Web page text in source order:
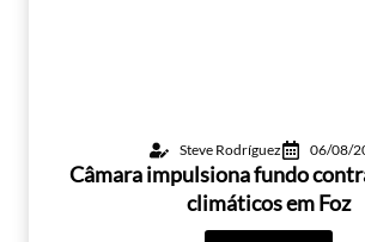
Steve Rodríguez 06/08/
Câmara impulsiona fundo
climáticos em Foz